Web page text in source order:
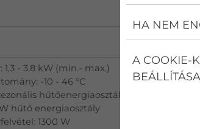
- 3,8 kW (min.- max.)
-10 - 46 °C
hűtőenergiaosztály
W hűtő energiaosztály
1300 W
HA NEM
A COOKIE-